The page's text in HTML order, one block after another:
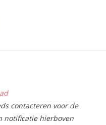
contacteren voor de
notificatie hierboven